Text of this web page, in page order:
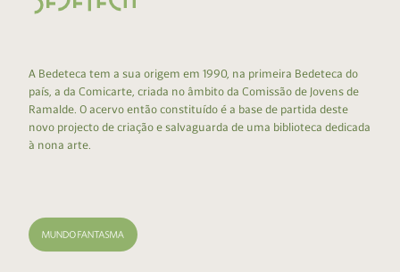
A Bedeteca tem a sua origem em 1990, na primeira Bedeteca do
país, a da Comicarte, criada no âmbito da Comissão de Jovens de
Ramalde. O acervo então constituído é a base de partida deste
novo projecto de criação e salvaguarda de uma biblioteca dedicada
à nona arte.